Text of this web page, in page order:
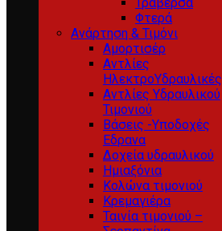
Φτερά
Ανάρτηση & Τιμόνι
Αμορτισέρ
Αντλίες
ΗλεκτροΥδραυλικές
Αντλίες Υδραυλικού
Τιμονιού
Βάσεις -Υποδοχές
Εδρανα
Δοχεία υδραυλικού
Ημιαξόνια
Κολώνα τιμονιού
Κρεμαγιέρα
Ταινία τιμονιού –